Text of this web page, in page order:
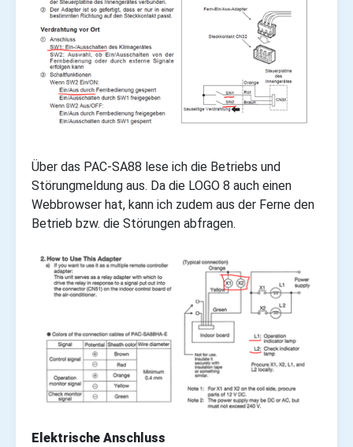
Über das PAC-SA88 lese ich die Betriebs und
Störungmeldung aus. Da die LOGO 8 auch einen
Webbrowser hat, kann ich zudem aus der Ferne den
Betrieb bzw. die Störungen abfragen.
Elektrische Anschluss